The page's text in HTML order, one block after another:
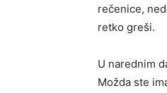
rečenice,
retko greši.
U narednim
Možda ste